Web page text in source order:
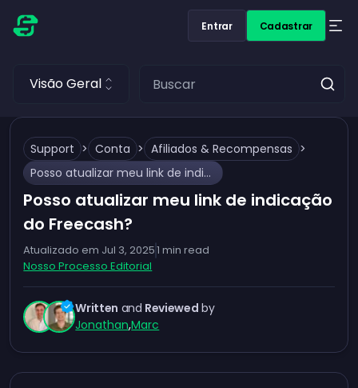
Entrar Cadastrar
Visão Geral
Support > Conta > Afiliados & Recompensas >
Posso atualizar meu link de indicação do Freecash?
Posso atualizar meu link de indicação
do Freecash?
Atualizado em Jul 3, 20251 min read
Nosso Processo Editorial
Written and Reviewed by
Jonathan,Marc